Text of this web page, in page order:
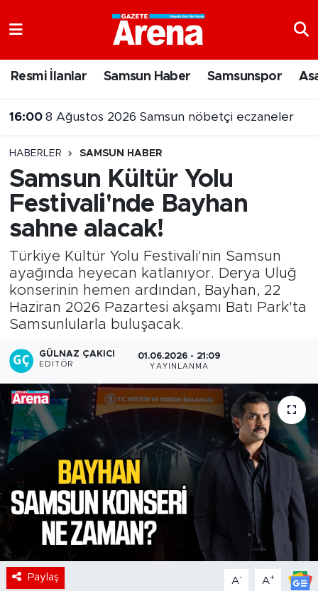
Resmi İlanlar Samsun Haber Samsunspor
16:00 8 Ağustos 2026 Samsun nöbetçi eczaneler
15:55 Samsun’da uyuşturucu operasyonunda 7 şüpheli cezaevine gönderildi
HABERLER SAMSUN HABER
Samsun Kültür Yolu
Festivali'nde Bayhan
sahne alacak!
Türkiye Kültür Yolu Festivali'nin Samsun
ayağında heyecan katlanıyor. Derya Uluğ
konserinin hemen ardından, Bayhan, 22
Haziran 2026 Pazartesi akşamı Batı Park'ta
Samsunlularla buluşacak.
GÜLNAZ ÇAKICI
EDITÖR
01.06.2026 - 21:09
YAYINLANMA
Paylaş A- A+
Samsun Namaz Vakitleri
Süper Lig Puan Durumu ve Fikstür
Tüm Manşetler
Son Dakika Haberleri
Haber Arşivi